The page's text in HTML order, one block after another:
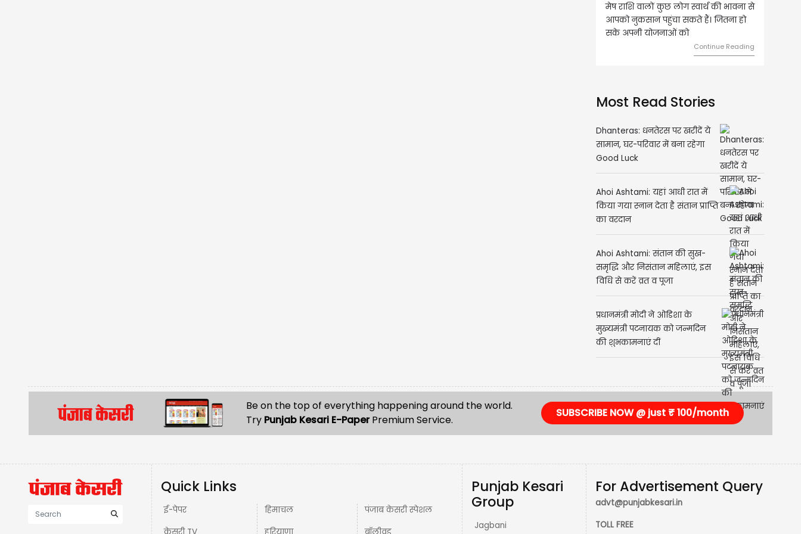
मेष राशि वालों कुछ लोग स्वार्थ की भावना से
आपको नुकसान पहुंचा सकते हैं। जितना हो
वृष राशि वालों आय के स्त्रोत बढ़ने से
हुए कार्यों में गति आएगी। युवा वर्ग
को लेकर ज्यादा फोकस रहेंगे।
Most Read Stories
Dhanteras: धनतेरस पर खरीदें ये
सामान, घर-परिवार में बना रहेगा
Good Luck
Ahoi Ashtami: यहां आधी रात में
किया गया स्नान देता है संतान प्राप्ति
का वरदान
Ahoi Ashtami: संतान की सुख-
समृद्धि और निसंतान महिलाएं, इस
विधि से करें व्रत व पूजा
प्रधानमंत्री मोदी ने ओडिशा के
मुख्यमंत्री पटनायक को जन्मदिन
की शुभकामनाएं दीं
Be on the top of everything happening around the world.
Try Punjab Kesari E-PaperPremium Service.
SUBSCRIBE NOW @ just ₹ 100/month
Quick Links
ई-पेपर
हिमाचल
पंजाब केसरी स्पेशल
Punjab Kesari
Group
Jagbani
For Advertisement Query
advt@punjabkesari.in
TOLL FREE